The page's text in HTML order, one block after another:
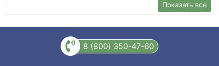
Показать все
8 (800) 350-47-60